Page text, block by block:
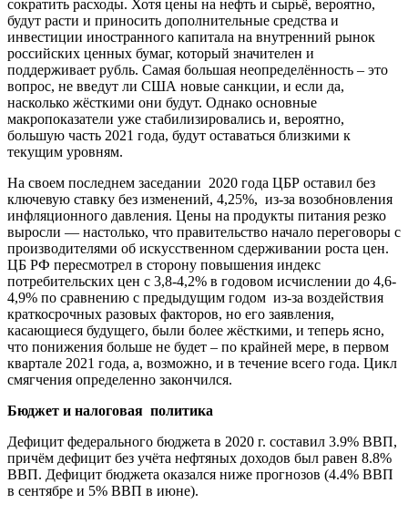
сократить расходы. Хотя цены на нефть и сырьё, вероятно,
будут расти и приносить дополнительные средства и
инвестиции иностранного капитала на внутренний рынок
российских ценных бумаг, который значителен и
поддерживает рубль. Самая большая неопределённость – это
вопрос, не введут ли США новые санкции, и если да,
насколько жёсткими они будут. Однако основные
макропоказатели уже стабилизировались и, вероятно,
большую часть 2021 года, будут оставаться близкими к
текущим уровням.
На своем последнем заседании 2020 года ЦБР оставил без
ключевую ставку без изменений, 4,25%, из-за возобновления
инфляционного давления. Цены на продукты питания резко
выросли — настолько, что правительство начало переговоры с
производителями об искусственном сдерживании роста цен.
ЦБ РФ пересмотрел в сторону повышения индекс
потребительских цен с 3,8-4,2% в годовом исчислении до 4,6-
4,9% по сравнению с предыдущим годом из-за воздействия
краткосрочных разовых факторов, но его заявления,
касающиеся будущего, были более жёсткими, и теперь ясно,
что понижения больше не будет – по крайней мере, в первом
квартале 2021 года, а, возможно, и в течение всего года. Цикл
смягчения определенно закончился.
Бюджет и налоговая политика
Дефицит федерального бюджета в 2020 г. составил 3.9% ВВП,
причём дефицит без учёта нефтяных доходов был равен 8.8%
ВВП. Дефицит бюджета оказался ниже прогнозов (4.4% ВВП
в сентябре и 5% ВВП в июне).